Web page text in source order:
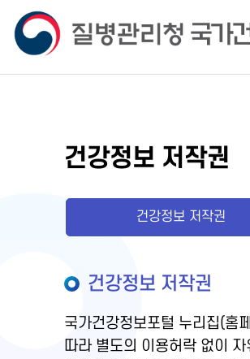
건강정보 저작권
건강정보 저작권
건강정보 저작권
국가건강정보포털 누리집(홈
따라 별도의 이용허락 없이